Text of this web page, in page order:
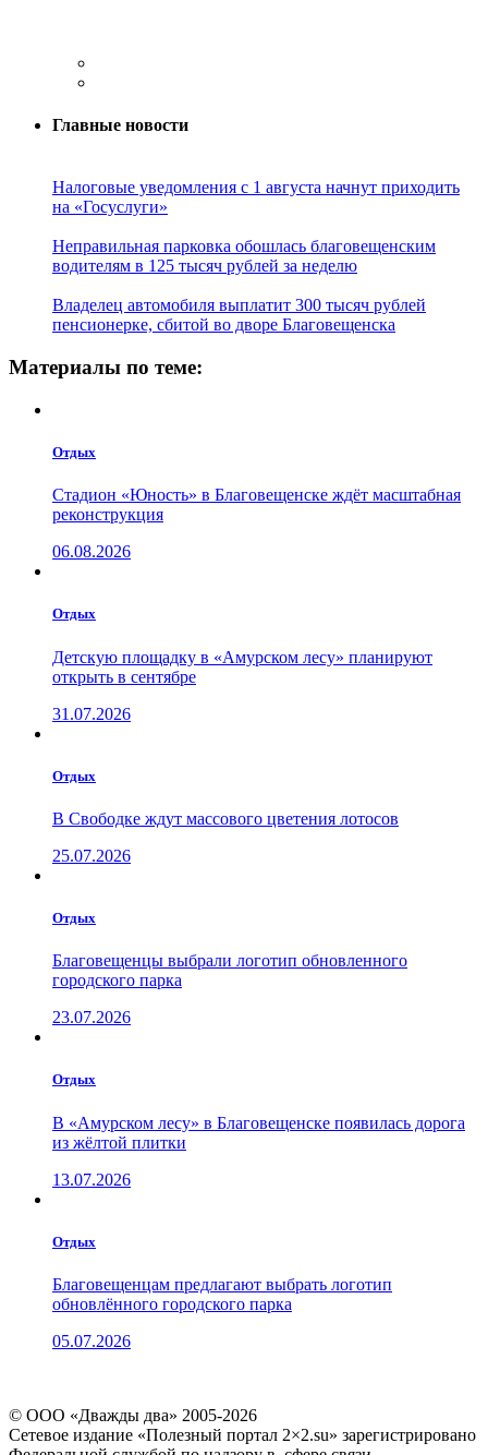
Главные новости
Налоговые уведомления с 1 августа начнут приходить
на «Госуслуги»
Неправильная парковка обошлась благовещенским
водителям в 125 тысяч рублей за неделю
Владелец автомобиля выплатит 300 тысяч рублей
пенсионерке, сбитой во дворе Благовещенска
Материалы по теме:
Отдых
Стадион «Юность» в Благовещенске ждёт масштабная
реконструкция
06.08.2026
Отдых
Детскую площадку в «Амурском лесу» планируют
открыть в сентябре
31.07.2026
Отдых
В Свободке ждут массового цветения лотосов
25.07.2026
Отдых
Благовещенцы выбрали логотип обновленного
городского парка
23.07.2026
Отдых
В «Амурском лесу» в Благовещенске появилась дорога
из жёлтой плитки
13.07.2026
Отдых
Благовещенцам предлагают выбрать логотип
обновлённого городского парка
05.07.2026
© ООО «Дважды два» 2005-2026
Сетевое издание «Полезный портал 2×2.su» зарегистрировано